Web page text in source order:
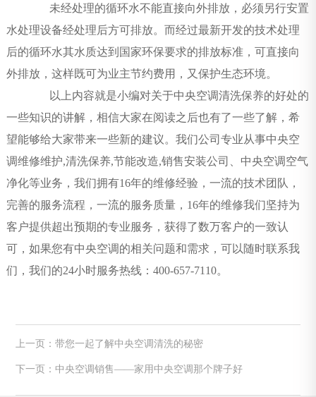
未经处理的循环水不能直接向外排放，必须另行安置
水处理设备经处理后方可排放。而经过最新开发的技术处理
后的循环水其水质达到国家环保要求的排放标准，可直接向
外排放，这样既可为业主节约费用，又保护生态环境。
以上内容就是小编对关于中央空调清洗保养的好处的
一些知识的讲解，相信大家在阅读之后也有了一些了解，希
望能够给大家带来一些新的建议。我们公司专业从事中央空
调维修维护,清洗保养,节能改造,销售安装公司、中央空调空气
净化等业务，我们拥有16年的维修经验，一流的技术团队，
完善的服务流程，一流的服务质量，16年的维修我们坚持为
客户提供超出预期的专业服务，获得了数万客户的一致认
可，如果您有中央空调的相关问题和需求，可以随时联系我
们，我们的24小时服务热线：400-657-7110。
上一页：带您一起了解中央空调清洗的秘密
下一页：中央空调销售——家用中央空调那个牌子好